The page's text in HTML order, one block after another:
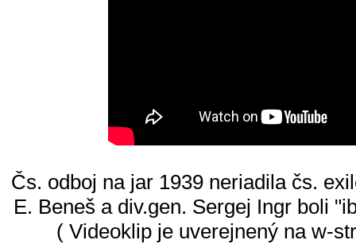
Čs. odboj na jar 1939 neriadila čs.
E. Beneš a div.gen. Sergej Ingr boli
( Videoklip je uverejnený na w-